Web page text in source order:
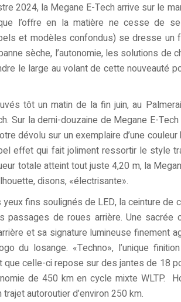
2024, la Megane E-Tech arrive sur le
l’offre en la matière ne cesse de
et modèles confondus) se dresse un
sèche, l’autonomie, les solutions de
le large au volant de cette nouveauté
tôt un matin de la fin juin, au
Sur la demi-douzaine de Megane E-
dévolu sur un exemplaire d’une couleur
effet qui fait joliment ressortir le style
totale atteint tout juste 4,20 m, la
disons, «électrisante».
fins soulignés de LED, la ceinture de
passages de roues arrière. Une sacrée
et sa signature lumineuse finement
du losange. «Techno», l’unique
que celle-ci repose sur des jantes de 18
de 450 km en cycle mixte WLTP.
autoroutier d’environ 250 km.